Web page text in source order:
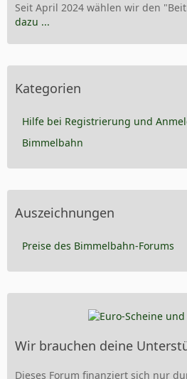
Seit April 2024 wählen wir den
dazu ...
Kategorien
Hilfe bei Registrierung und
Bimmelbahn
Auszeichnungen
Preise des Bimmelbahn-Forums
Wir brauchen deine
Dieses Forum finanziert sich nur